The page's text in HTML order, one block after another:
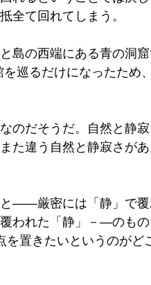
全て回れてしまう。
島の西端にある青の洞
巡るだけになったため
のだそうだ。自然と静
た違う自然と静寂さが
——厳密には「静」で覆
われた「静」－—のも
を置きたいというのがど